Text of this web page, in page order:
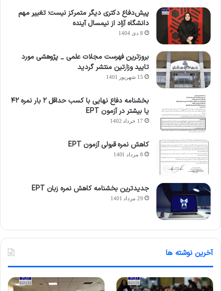
پیش‌دفاع دکتری دیگر متمرکز نیست؛ تغییر مهم
دانشگاه آزاد از نیمسال آینده
8 دی 1404
بروزترین فهرست مجلات علمی _ پژوهشی مورد
تایید وزارتین منتشر گردید
15 شهریور 1401
بخشنامه دفاع نهایی با کسب حداقل ۲ بار نمره ۴۲
یا بیشتر در آزمون EPT
17 خرداد 1402
کاهش نمره قبولی آزمون EPT
8 مرداد 1401
جدیدترین بخشنامه کاهش نمره زبان EPT
29 مرداد 1401
آخرین نوشته ها